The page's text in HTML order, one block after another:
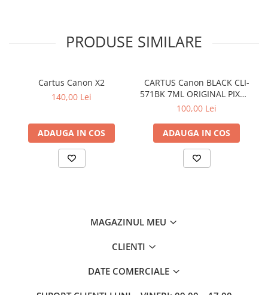
PRODUSE SIMILARE
Cartus Canon X2
140,00 Lei
ADAUGA IN COS
CARTUS Canon BLACK CLI-
571BK 7ML ORIGINAL PIXMA
MG6850
100,00 Lei
ADAUGA IN COS
MAGAZINUL MEU
CLIENTI
DATE COMERCIALE